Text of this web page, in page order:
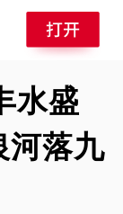
水盛
河落九